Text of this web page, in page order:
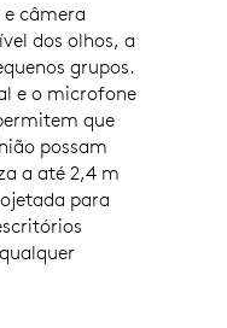
câmera
dos olhos, a
grupos.
e o microfone
que
possam
a até 2,4 m
para